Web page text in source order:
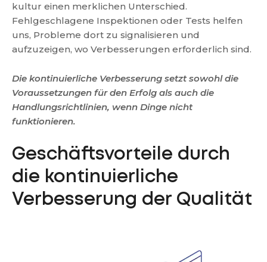
kultur einen merklichen Unterschied.
Fehlgeschlagene Inspektionen oder Tests helfen
uns, Probleme dort zu signalisieren und
aufzuzeigen, wo Verbesserungen erforderlich sind.
Die kontinuierliche Verbesserung setzt sowohl die
Voraussetzungen für den Erfolg als auch die
Handlungsrichtlinien, wenn Dinge nicht
funktionieren.
Geschäftsvorteile durch
die kontinuierliche
Verbesserung der Qualität